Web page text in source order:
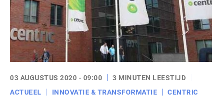
03 AUGUSTUS 2020 - 09:00
3 MINUTEN LEESTIJD
ACTUEEL
INNOVATIE & TRANSFORMATIE CENTRIC